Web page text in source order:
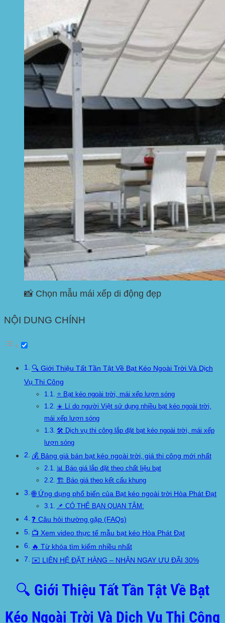
📸 Chọn mẫu mái xếp di động đẹp
NỘI DUNG CHÍNH
🔍 Giới Thiệu Tất Tần Tật Về Bạt Kéo Ngoài Trời Và Dịch
Vụ Thi Công
⭐ Bạt kéo ngoài trời, mái xếp lượn sóng
☀️ Lí do người Việt sử dụng nhiều bạt kéo ngoài trời,
mái xếp lượn sóng
🛠️ Dịch vụ thi công lắp đặt bạt kéo ngoài trời, mái xếp
lượn sóng
💰 Bảng giá bán bạt kéo ngoài trời, giá thi công mới nhất
📊 Báo giá lắp đặt theo chất liệu bạt
🏗️ Báo giá theo kết cấu khung
🌐 Ứng dụng phổ biến của Bạt kéo ngoài trời Hòa Phát Đạt
📌 CÓ THỂ BẠN QUAN TÂM:
❓ Câu hỏi thường gặp (FAQs)
📺 Xem video thực tế mẫu bạt kéo Hòa Phát Đạt
🔥 Từ khóa tìm kiếm nhiều nhất
✉️ LIÊN HỆ ĐẶT HÀNG – NHẬN NGAY ƯU ĐÃI 30%
🔍 Giới Thiệu Tất Tần Tật Về Bạt
Kéo Ngoài Trời Và Dịch Vụ Thi Công